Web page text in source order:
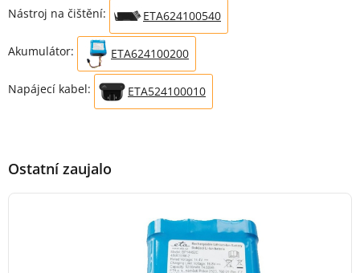
Nástroj na čištění: ETA624100540
Akumulátor: ETA624100200
Napájecí kabel: ETA524100010
Ostatní zaujalo